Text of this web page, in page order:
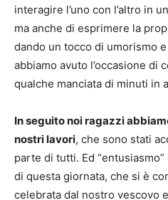
interagire l’uno con l’altro in
ma anche di esprimere la
dando un tocco di umorismo
abbiamo avuto l’occasione di
qualche manciata di minuti in
In seguito noi ragazzi
nostri lavori, che sono stati
parte di tutti. Ed
di questa giornata, che si è
celebrata dal nostro vescovo